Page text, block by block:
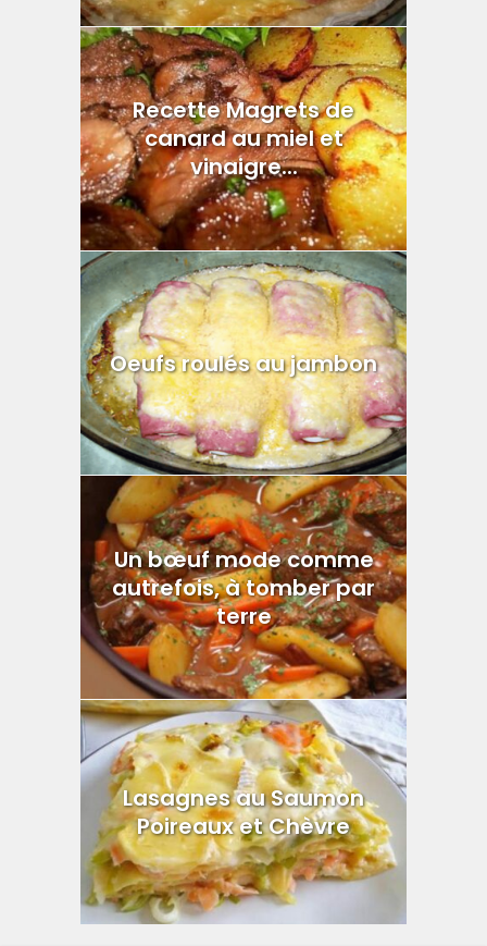
Recette Magrets de
canard au miel et
vinaigre...
Oeufs roulés au jambon
Un bœuf mode comme
autrefois, à tomber par
terre
Lasagnes au Saumon
Poireaux et Chèvre